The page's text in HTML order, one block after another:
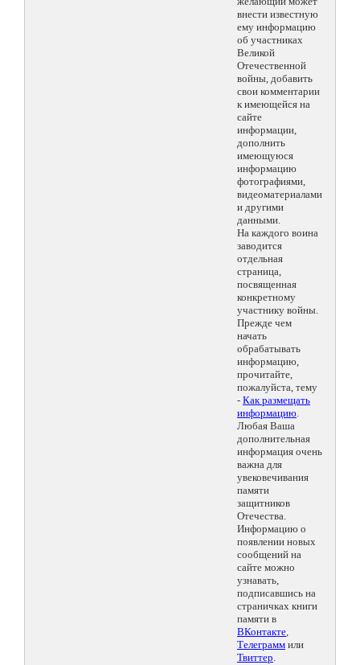
внести известную
ему информацию
об участниках
Великой
Отечественной
войны, добавить
свои комментарии
к имеющейся на
сайте
информации,
дополнить
имеющуюся
информацию
фотографиями,
видеоматериалами
и другими
данными.
На каждого воина
заводится
отдельная
страница,
посвященная
конкретному
участнику войны.
Прежде чем
начать
обрабатывать
информацию,
прочитайте,
пожалуйста, тему
- Как размещать
информацию.
Любая Ваша
дополнительная
информация очень
важна для
увековечивания
памяти
защитников
Отечества.
Информацию о
появлении новых
сообщений на
сайте можно
узнавать,
подписавшись на
страничках книги
памяти в
ВКонтакте,
Телеграмм или
Твиттер.